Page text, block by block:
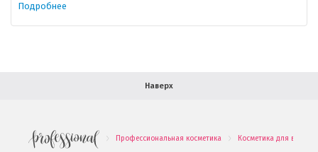
Подробнее
Наверх
. Профессиональная косметика . Косметика для волос
Форма обратной связи
Подарочные наборы